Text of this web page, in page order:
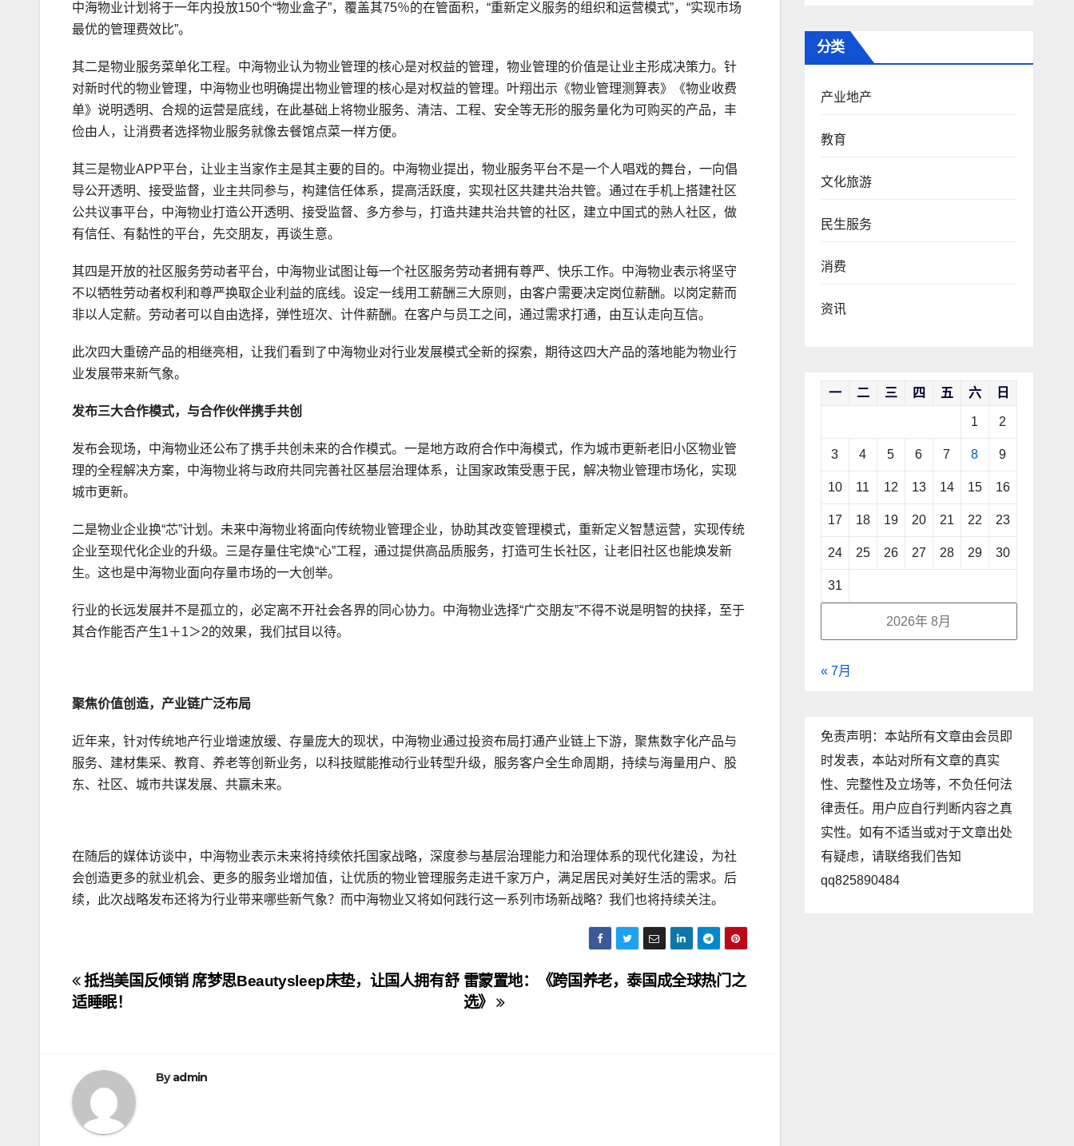
中海物业计划将于一年内投放150个“物业盒子”，覆盖其75％的在管面积，“重新定义服务的组织和运营模式”，“实现市场
最优的管理费效比”。
其二是物业服务菜单化工程。中海物业认为物业管理的核心是对权益的管理，物业管理的价值是让业主形成决策力。针
对新时代的物业管理，中海物业也明确提出物业管理的核心是对权益的管理。叶翔出示《物业管理测算表》《物业收费
单》说明透明、合规的运营是底线，在此基础上将物业服务、清洁、工程、安全等无形的服务量化为可购买的产品，丰
俭由人，让消费者选择物业服务就像去餐馆点菜一样方便。
其三是物业APP平台，让业主当家作主是其主要的目的。中海物业提出，物业服务平台不是一个人唱戏的舞台，一向倡
导公开透明、接受监督，业主共同参与，构建信任体系，提高活跃度，实现社区共建共治共管。通过在手机上搭建社区
公共议事平台，中海物业打造公开透明、接受监督、多方参与，打造共建共治共管的社区，建立中国式的熟人社区，做
有信任、有黏性的平台，先交朋友，再谈生意。
其四是开放的社区服务劳动者平台，中海物业试图让每一个社区服务劳动者拥有尊严、快乐工作。中海物业表示将坚守
不以牺牲劳动者权利和尊严换取企业利益的底线。设定一线用工薪酬三大原则，由客户需要决定岗位薪酬。以岗定薪而
非以人定薪。劳动者可以自由选择，弹性班次、计件薪酬。在客户与员工之间，通过需求打通，由互认走向互信。
此次四大重磅产品的相继亮相，让我们看到了中海物业对行业发展模式全新的探索，期待这四大产品的落地能为物业行
业发展带来新气象。
发布三大合作模式，与合作伙伴携手共创
发布会现场，中海物业还公布了携手共创未来的合作模式。一是地方政府合作中海模式，作为城市更新老旧小区物业管
理的全程解决方案，中海物业将与政府共同完善社区基层治理体系，让国家政策受惠于民，解决物业管理市场化，实现
城市更新。
二是物业企业换“芯”计划。未来中海物业将面向传统物业管理企业，协助其改变管理模式，重新定义智慧运营，实现传统
企业至现代化企业的升级。三是存量住宅焕“心”工程，通过提供高品质服务，打造可生长社区，让老旧社区也能焕发新
生。这也是中海物业面向存量市场的一大创举。
行业的长远发展并不是孤立的，必定离不开社会各界的同心协力。中海物业选择“广交朋友”不得不说是明智的抉择，至于
其合作能否产生1＋1＞2的效果，我们拭目以待。
聚焦价值创造，产业链广泛布局
近年来，针对传统地产行业增速放缓、存量庞大的现状，中海物业通过投资布局打通产业链上下游，聚焦数字化产品与
服务、建材集采、教育、养老等创新业务，以科技赋能推动行业转型升级，服务客户全生命周期，持续与海量用户、股
东、社区、城市共谋发展、共赢未来。
在随后的媒体访谈中，中海物业表示未来将持续依托国家战略，深度参与基层治理能力和治理体系的现代化建设，为社
会创造更多的就业机会、更多的服务业增加值，让优质的物业管理服务走进千家万户，满足居民对美好生活的需求。后
续，此次战略发布还将为行业带来哪些新气象？而中海物业又将如何践行这一系列市场新战略？我们也将持续关注。
文
章
航
雷蒙置地：《跨国养老，泰国成全球热门之
选》
抵挡美国反倾销 席梦思Beautysleep床垫，让国人拥有舒
适睡眠！
Byadmin
分类
产业地产
教育
文化旅游
民生服务
消费
资讯
2026年 8月
一 二 三 四 五 六 日
1 2
3 4 5 6 7 8 9
10 11 12 13 14 15 16
17 18 19 20 21 22 23
24 25 26 27 28 29 30
31
« 7月
免责声明：本站所有文章由会员即
时发表，本站对所有文章的真实
性、完整性及立场等，不负任何法
律责任。用户应自行判断内容之真
实性。如有不适当或对于文章出处
有疑虑，请联络我们告知
qq825890484